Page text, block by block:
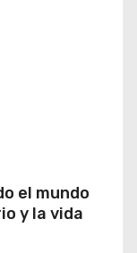
el mundo
y la vida